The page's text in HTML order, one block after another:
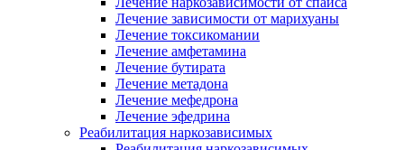
Лечение зависимости от марихуаны
Лечение токсикомании
Лечение амфетамина
Лечение бутирата
Лечение метадона
Лечение мефедрона
Лечение эфедрина
Реабилитация наркозависимых